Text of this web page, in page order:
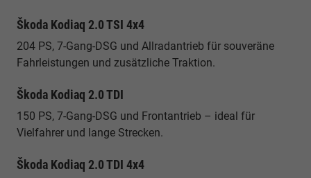
Škoda Kodiaq 2.0 TSI 4x4
204 PS, 7-Gang-DSG und Allradantrieb für souveräne
Fahrleistungen und zusätzliche Traktion.
Škoda Kodiaq 2.0 TDI
150 PS, 7-Gang-DSG und Frontantrieb – ideal für
Vielfahrer und lange Strecken.
Škoda Kodiaq 2.0 TDI 4x4